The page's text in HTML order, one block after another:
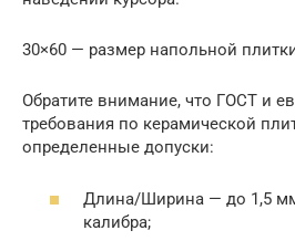
30×60 — размер напольной
Обратите внимание, что ГОСТ и
требования по керамической
определенные допуски:
Длина/Ширина — до 1,5
калибра;